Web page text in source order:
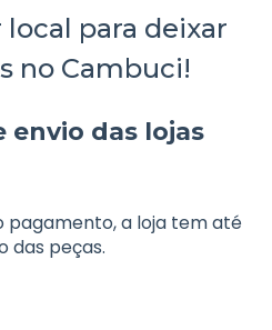
para deixar
no Cambuci!
envio das lojas
pagamento, a loja tem até
das peças.